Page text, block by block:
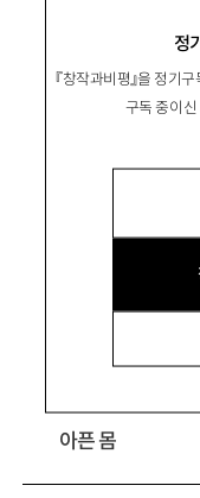
정
『창작과비평』을 정기
구독 중이
문학평론가. 주
처럼 결합하는:
있음.
아픈 몸